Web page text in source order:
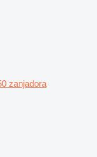
zanjadora